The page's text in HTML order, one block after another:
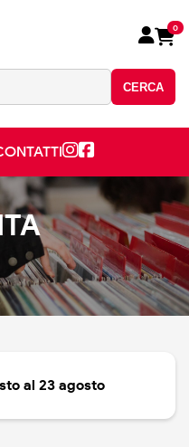
CERCA
0
al 23 agosto